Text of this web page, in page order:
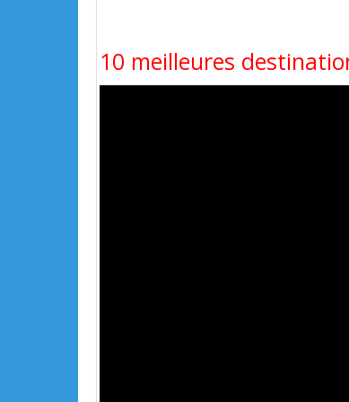
10 meilleures